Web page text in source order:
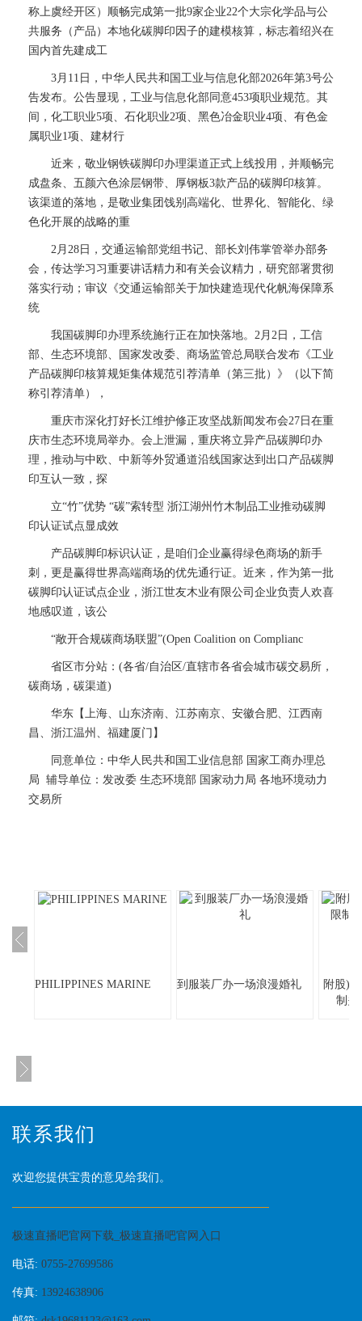
称上虞经开区）顺畅完成第一批9家企业22个大宗化学品与公
共服务（产品）本地化碳脚印因子的建模核算，标志着绍兴在
国内首先建成工
3月11日，中华人民共和国工业与信息化部2026年第3号公
告发布。公告显现，工业与信息化部同意453项职业规范。其
间，化工职业5项、石化职业2项、黑色冶金职业4项、有色金
属职业1项、建材行
近来，敬业钢铁碳脚印办理渠道正式上线投用，并顺畅完
成盘条、五颜六色涂层钢带、厚钢板3款产品的碳脚印核算。
该渠道的落地，是敬业集团饯别高端化、世界化、智能化、绿
色化开展的战略的重
2月28日，交通运输部党组书记、部长刘伟掌管举办部务
会，传达学习习重要讲话精力和有关会议精力，研究部署贯彻
落实行动；审议《交通运输部关于加快建造现代化帆海保障系
统
我国碳脚印办理系统施行正在加快落地。2月2日，工信
部、生态环境部、国家发改委、商场监管总局联合发布《工业
产品碳脚印核算规矩集体规范引荐清单（第三批）》（以下简
称引荐清单），
重庆市深化打好长江维护修正攻坚战新闻发布会27日在重
庆市生态环境局举办。会上泄漏，重庆将立异产品碳脚印办
理，推动与中欧、中新等外贸通道沿线国家达到出口产品碳脚
印互认一致，探
立“竹”优势 “碳”索转型 浙江湖州竹木制品工业推动碳脚
印认证试点显成效
产品碳脚印标识认证，是咱们企业赢得绿色商场的新手
刺，更是赢得世界高端商场的优先通行证。近来，作为第一批
碳脚印认证试点企业，浙江世友木业有限公司企业负责人欢喜
地感叹道，该公
“敞开合规碳商场联盟”(Open Coalition on Complianc
省区市分站：(各省/自治区/直辖市各省会城市碳交易所，
碳商场，碳渠道)
华东【上海、山东济南、江苏南京、安徽合肥、江西南
昌、浙江温州、福建厦门】
同意单位：中华人民共和国工业信息部 国家工商办理总
局 辅导单位：发改委 生态环境部 国家动力局 各地环境动力
交易所
PHILIPPINES MARINE 到服装厂办一场浪漫婚礼
附股)
制关
联系我们
欢迎您提供宝贵的意见给我们。
极速直播吧官网下载_极速直播吧官网入口
电话: 0755-27699586
传真: 13924638906